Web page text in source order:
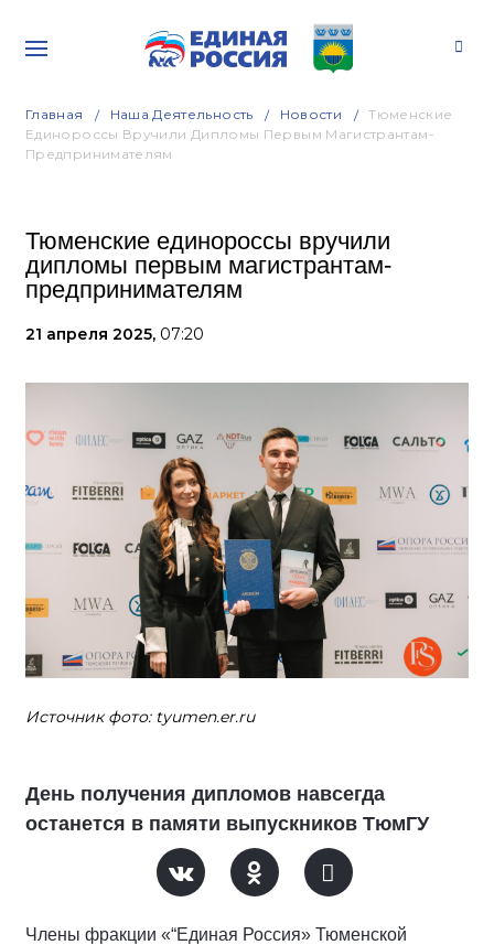
Главная Наша Деятельность Новости
Тюменские
Единороссы Вручили Дипломы Первым Магистрантам-
Предпринимателям
Тюменские единороссы вручили
дипломы первым магистрантам-
предпринимателям
21 апреля 2025, 07:20
Источник фото: tyumen.er.ru
День получения дипломов навсегда
останется в памяти выпускников ТюмГУ
Члены фракции «“Единая Россия» Тюменской